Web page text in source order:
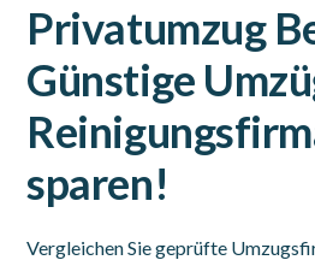
Privatumzug
Günstige
sparen!
Vergleichen Sie geprüfte